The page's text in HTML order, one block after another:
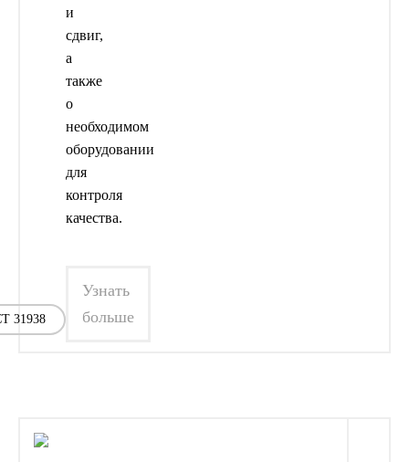
и
сдвиг,
а
также
о
необходимом
оборудовании
для
контроля
качества.
Узнать
больше
31938